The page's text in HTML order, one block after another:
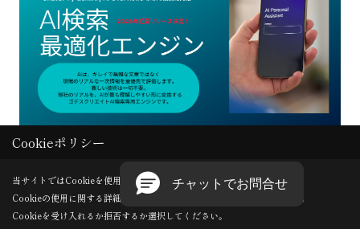
Copyright (c) GODDESS CREATE. All Rights Reserved.
Produced byゴデスクリエイト
Cookieポリシー
当サイトではCookieを使用します。
Cookieの使用に関する詳細は 「プライバシーポリシー
」をご覧ください。
Cookieを受け入れるか拒否するか選択してください。